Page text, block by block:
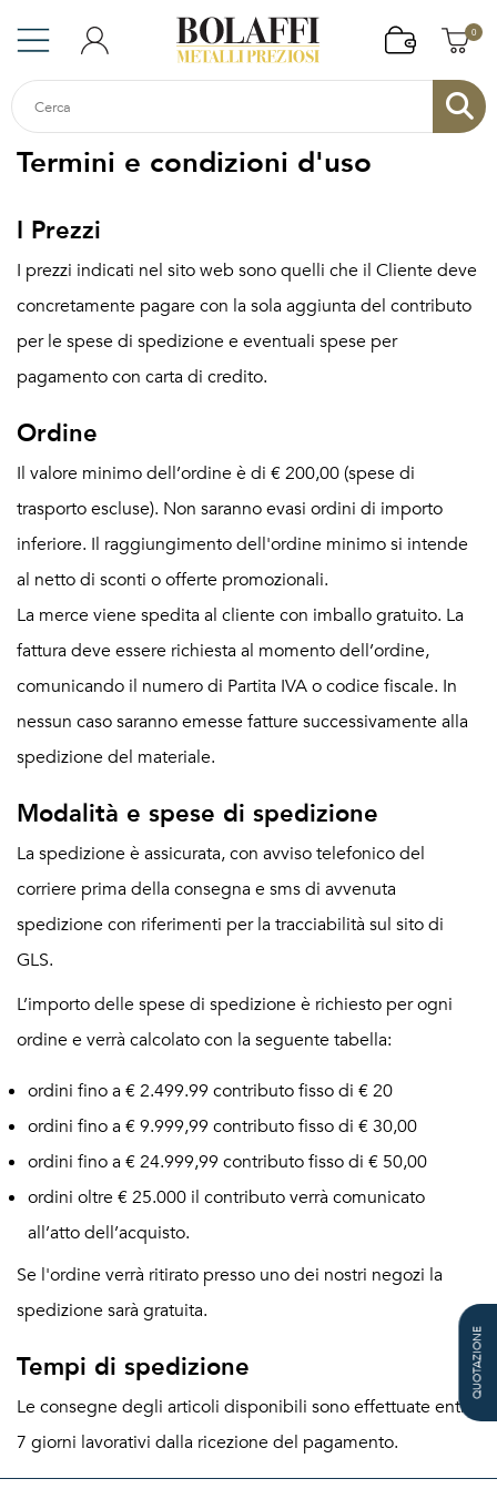
0
Termini e condizioni d'uso
I Prezzi
I prezzi indicati nel sito web sono quelli che il Cliente deve
concretamente pagare con la sola aggiunta del contributo
per le spese di spedizione e eventuali spese per
pagamento con carta di credito.
Ordine
Il valore minimo dell’ordine è di € 200,00 (spese di
trasporto escluse). Non saranno evasi ordini di importo
inferiore. Il raggiungimento dell'ordine minimo si intende
al netto di sconti o offerte promozionali.
La merce viene spedita al cliente con imballo gratuito. La
fattura deve essere richiesta al momento dell’ordine,
comunicando il numero di Partita IVA o codice fiscale. In
nessun caso saranno emesse fatture successivamente alla
spedizione del materiale.
Modalità e spese di spedizione
La spedizione è assicurata, con avviso telefonico del
corriere prima della consegna e sms di avvenuta
spedizione con riferimenti per la tracciabilità sul sito di
GLS.
L’importo delle spese di spedizione è richiesto per ogni
ordine e verrà calcolato con la seguente tabella:
ordini fino a € 2.499.99 contributo fisso di € 20
ordini fino a € 9.999,99 contributo fisso di € 30,00
ordini fino a € 24.999,99 contributo fisso di € 50,00
ordini oltre € 25.000 il contributo verrà comunicato
all’atto dell’acquisto.
Se l'ordine verrà ritirato presso uno dei nostri negozi la
spedizione sarà gratuita.
Tempi di spedizione
Le consegne degli articoli disponibili sono effettuate entro
7 giorni lavorativi dalla ricezione del pagamento.
QUOTAZIONE